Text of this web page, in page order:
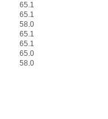
65.1
65.1
58.0
65.1
65.1
65.0
58.0